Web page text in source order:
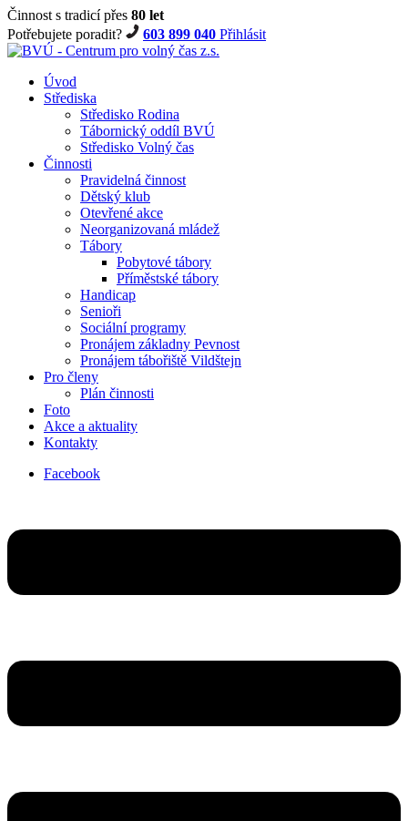
Činnost s tradicí přes 80 let
Potřebujete poradit?
603 899 040 Přihlásit
Úvod
Střediska
Středisko Rodina
Tábornický oddíl BVÚ
Středisko Volný čas
Činnosti
Pravidelná činnost
Dětský klub
Otevřené akce
Neorganizovaná mládež
Tábory
Pobytové tábory
Příměstské tábory
Handicap
Senioři
Sociální programy
Pronájem základny Pevnost
Pronájem tábořiště Vildštejn
Pro členy
Plán činnosti
Foto
Akce a aktuality
Kontakty
Facebook